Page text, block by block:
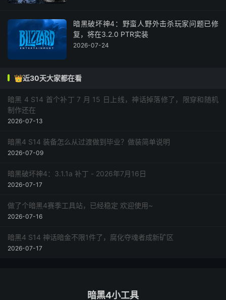
暗黑破坏神4：野蛮人野外击杀玩家问题已修
复，将在3.2.0 PTR实装
2026-07-24
👑近30天大家都在看
暗黑 4 S14 首个补丁 7 月 15 日上线，神话掉落修了，限穿和随机
制作还在
2026-07-13
暗黑4 S14 装备怎么从过渡做到毕业？做装简单说明
2026-07-09
暗黑破坏神4：3.1.1a 补丁 - 2026年7月16日
2026-07-17
做了个暗黑4赛季工具站，已经稳定 欢迎使用~
2026-07-16
暗黑4 S14 神话暗金不限1件了，腐化夺魂者成新矿区
2026-07-17
暗黑4小工具